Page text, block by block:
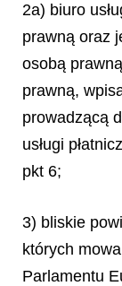
2a) biuro
prawną oraz
osobą
prawną,
prowadzącą
usługi
pkt 6;
3) bliskie
których
Parlamentu